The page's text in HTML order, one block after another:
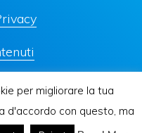
per migliorare la tua
d'accordo con questo, ma